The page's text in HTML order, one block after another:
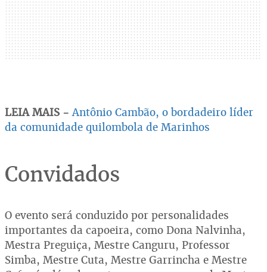
LEIA MAIS - Antônio Cambão, o bordadeiro líder
da comunidade quilombola de Marinhos
Convidados
O evento será conduzido por personalidades
importantes da capoeira, como Dona Nalvinha,
Mestra Preguiça, Mestre Canguru, Professor
Simba, Mestre Cuta, Mestre Garrincha e Mestre